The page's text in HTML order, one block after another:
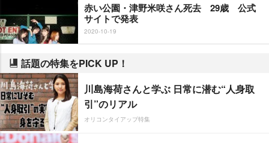
赤い公園・津野米咲さん死去 29歳 公式
サイトで発表
2020-10-19
話題の特集をPICK UP！
川島海荷さんと学ぶ 日常に潜む“人身取
引”のリアル
オリコンタイアップ特集